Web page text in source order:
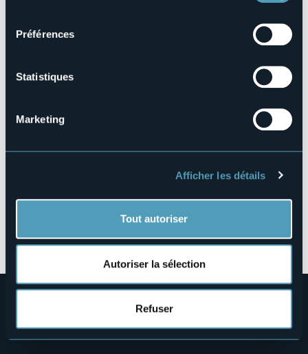
Préférences
Statistiques
Marketing
Afficher les détails
Tout autoriser
Autoriser la sélection
Refuser
Via Giovanetti, 57